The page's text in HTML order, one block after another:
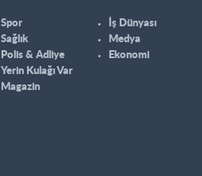
Spor
Sağlık
Polis & Adliye
Yerin Kulağı Var
Magazin
İş Dünyası
Medya
Ekonomi